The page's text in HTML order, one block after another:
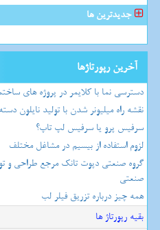
جدیدترین ها
آخرین رپورتاژها
دسترسی نما با کلایمر در پروژه های
نقشه راه میلیونر شدن با تولید نایلون
سرفیس پرو یا سرفیس لپ تاپ؟
لزوم استفاده از بیسیم در مشاغل مختلف
گروه صنعتی دپوت تانک مرجع طراحی و
صنعتی
همه چیز درباره تزریق فیلر لب
بقیه رپورتاژ ها